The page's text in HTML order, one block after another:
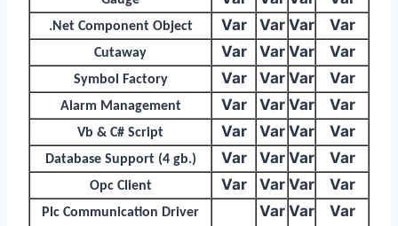
.Net Component Object Var Var Var Var
Cutaway Var Var Var Var
Symbol Factory Var Var Var Var
Alarm Management Var Var Var Var
Vb & C# Script Var Var Var Var
Database Support (4 gb.) Var Var Var Var
Opc Client Var Var Var Var
Plc Communication Driver
Var Var Var